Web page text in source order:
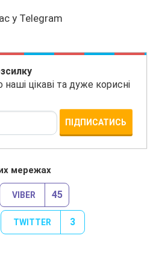
у Telegram
цікаві та дуже корисні
ПІДПИСАТИСЬ
мережах
VIBER 45
TWITTER 3